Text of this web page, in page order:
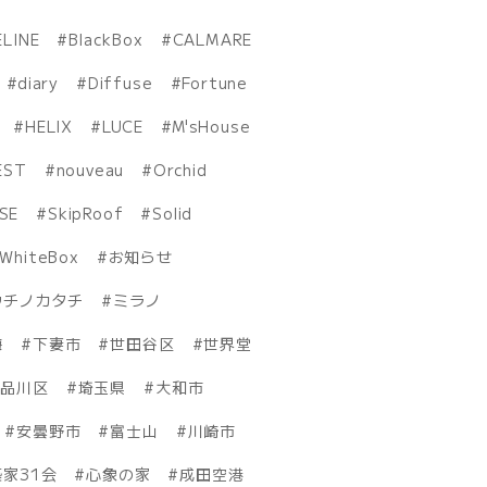
BlackBox
CALMARE
diary
Diffuse
Fortune
HELIX
LUCE
M'sHouse
nouveau
Orchid
SkipRoof
Solid
WhiteBox
お知らせ
ノカタチ
ミラノ
下妻市 世田谷区
世界堂
品川区
埼玉県
大和市
安曇野市
富士山
川崎市
家31会
心象の家 成田空港